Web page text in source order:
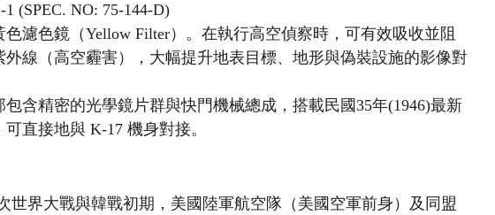
1 (SPEC. NO: 75-144-D)
色濾色鏡（Yellow Filter）。在執行高空偵察時，可有效吸收並阻
線（高空霾害），大幅提升地表目標、地形與偽裝設施的影像對
包含精密的光學鏡片群與快門機械總成，搭載民國35年(1946)最新
直接地與 K-17 機身對接。
世界大戰與韓戰初期，美國陸軍航空隊（美國空軍前身）及同盟